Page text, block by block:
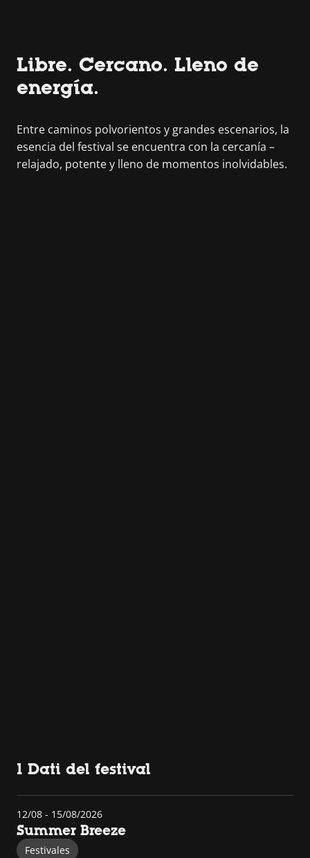
Libre. Cercano. Lleno de
energía.
Entre caminos polvorientos y grandes escenarios, la
esencia del festival se encuentra con la cercanía –
relajado, potente y lleno de momentos inolvidables.
1 Dati del festival
12/08 - 15/08/2026
Summer Breeze
Festivales